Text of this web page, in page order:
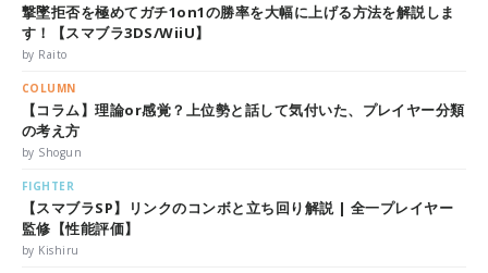
撃墜拒否を極めてガチ1on1の勝率を大幅に上げる方法を解説しま
す！【スマブラ3DS/WiiU】
by Raito
COLUMN
【コラム】理論or感覚？上位勢と話して気付いた、プレイヤー分類
の考え方
by Shogun
FIGHTER
【スマブラSP】リンクのコンボと立ち回り解説 | 全一プレイヤー
監修【性能評価】
by Kishiru